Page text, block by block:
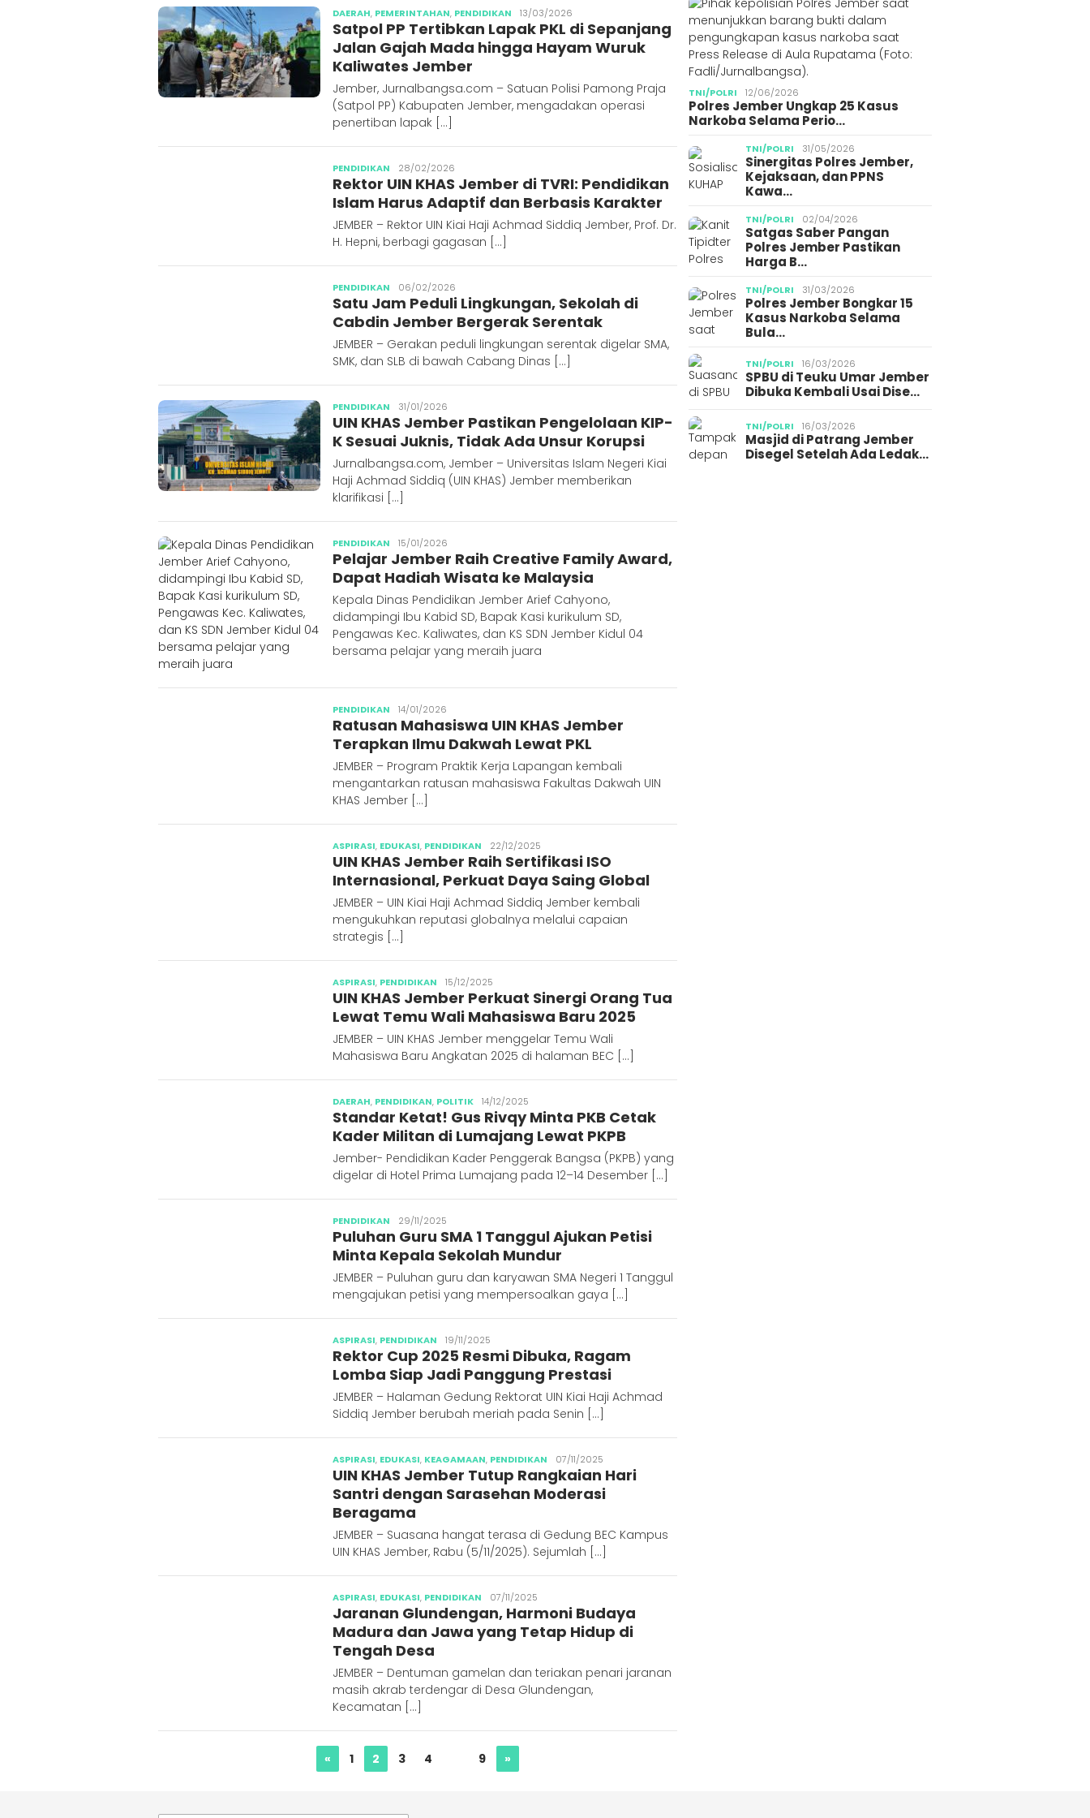
DAERAH, PEMERINTAHAN, PENDIDIKAN Abdus
Syakur
13/03/2026
Satpol PP Tertibkan Lapak PKL di Sepanjang
Jalan Gajah Mada hingga Hayam Wuruk
Kaliwates Jember
Jember, Jurnalbangsa.com – Satuan Polisi Pamong Praja
(Satpol PP) Kabupaten Jember, mengadakan operasi
penertiban lapak […]
PENDIDIKAN Abdus
Syakur
28/02/2026
Rektor UIN KHAS Jember di TVRI: Pendidikan
Islam Harus Adaptif dan Berbasis Karakter
JEMBER – Rektor UIN Kiai Haji Achmad Siddiq Jember, Prof. Dr.
H. Hepni, berbagi gagasan […]
PENDIDIKAN Abdus
Syakur
06/02/2026
Satu Jam Peduli Lingkungan, Sekolah di
Cabdin Jember Bergerak Serentak
JEMBER – Gerakan peduli lingkungan serentak digelar SMA,
SMK, dan SLB di bawah Cabang Dinas […]
PENDIDIKAN Publisher
31/01/2026
UIN KHAS Jember Pastikan Pengelolaan KIP-
K Sesuai Juknis, Tidak Ada Unsur Korupsi
Jurnalbangsa.com, Jember – Universitas Islam Negeri Kiai
Haji Achmad Siddiq (UIN KHAS) Jember memberikan
klarifikasi […]
PENDIDIKAN Publisher
15/01/2026
Pelajar Jember Raih Creative Family Award,
Dapat Hadiah Wisata ke Malaysia
Kepala Dinas Pendidikan Jember Arief Cahyono,
didampingi Ibu Kabid SD, Bapak Kasi kurikulum SD,
Pengawas Kec. Kaliwates, dan KS SDN Jember Kidul 04
bersama pelajar yang meraih juara
PENDIDIKAN Abdus
Syakur
14/01/2026
Ratusan Mahasiswa UIN KHAS Jember
Terapkan Ilmu Dakwah Lewat PKL
JEMBER – Program Praktik Kerja Lapangan kembali
mengantarkan ratusan mahasiswa Fakultas Dakwah UIN
KHAS Jember […]
ASPIRASI, EDUKASI, PENDIDIKAN Abdus
Syakur
22/12/2025
UIN KHAS Jember Raih Sertifikasi ISO
Internasional, Perkuat Daya Saing Global
JEMBER – UIN Kiai Haji Achmad Siddiq Jember kembali
mengukuhkan reputasi globalnya melalui capaian
strategis […]
ASPIRASI, PENDIDIKAN Abdus
Syakur
15/12/2025
UIN KHAS Jember Perkuat Sinergi Orang Tua
Lewat Temu Wali Mahasiswa Baru 2025
JEMBER – UIN KHAS Jember menggelar Temu Wali
Mahasiswa Baru Angkatan 2025 di halaman BEC […]
DAERAH, PENDIDIKAN, POLITIKAbdus
Syakur
14/12/2025
Standar Ketat! Gus Rivqy Minta PKB Cetak
Kader Militan di Lumajang Lewat PKPB
Jember- Pendidikan Kader Penggerak Bangsa (PKPB) yang
digelar di Hotel Prima Lumajang pada 12–14 Desember […]
PENDIDIKAN Abdus
Syakur
29/11/2025
Puluhan Guru SMA 1 Tanggul Ajukan Petisi
Minta Kepala Sekolah Mundur
JEMBER – Puluhan guru dan karyawan SMA Negeri 1 Tanggul
mengajukan petisi yang mempersoalkan gaya […]
ASPIRASI, PENDIDIKAN Abdus
Syakur
19/11/2025
Rektor Cup 2025 Resmi Dibuka, Ragam
Lomba Siap Jadi Panggung Prestasi
JEMBER – Halaman Gedung Rektorat UIN Kiai Haji Achmad
Siddiq Jember berubah meriah pada Senin […]
ASPIRASI, EDUKASI, KEAGAMAAN, PENDIDIKAN Abdus
Syakur
07/11/2025
UIN KHAS Jember Tutup Rangkaian Hari
Santri dengan Sarasehan Moderasi
Beragama
JEMBER – Suasana hangat terasa di Gedung BEC Kampus
UIN KHAS Jember, Rabu (5/11/2025). Sejumlah […]
ASPIRASI, EDUKASI, PENDIDIKAN Abdus
Syakur
07/11/2025
Jaranan Glundengan, Harmoni Budaya
Madura dan Jawa yang Tetap Hidup di
Tengah Desa
JEMBER – Dentuman gamelan dan teriakan penari jaranan
masih akrab terdengar di Desa Glundengan,
Kecamatan […]
« 1 2 3 4 9 »
TNI/POLRI 12/06/2026
Polres Jember Ungkap 25 Kasus
Narkoba Selama Perio…
TNI/POLRI 31/05/2026
Sinergitas Polres Jember,
Kejaksaan, dan PPNS
Kawa…
TNI/POLRI 02/04/2026
Satgas Saber Pangan
Polres Jember Pastikan
Harga B…
TNI/POLRI 31/03/2026
Polres Jember Bongkar 15
Kasus Narkoba Selama
Bula…
TNI/POLRI 16/03/2026
SPBU di Teuku Umar Jember
Dibuka Kembali Usai Dise…
TNI/POLRI 16/03/2026
Masjid di Patrang Jember
Disegel Setelah Ada Ledak…